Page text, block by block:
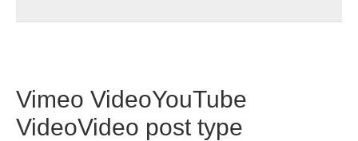
Vimeo VideoYouTube
VideoVideo post type